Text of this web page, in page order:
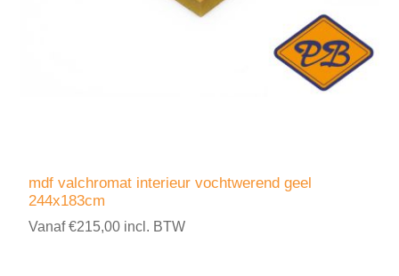
mdf valchromat interieur vochtwerend geel
244x183cm
Vanaf €215,00 incl. BTW